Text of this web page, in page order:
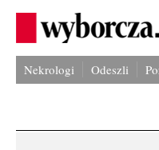
Nekrologi Odeszli